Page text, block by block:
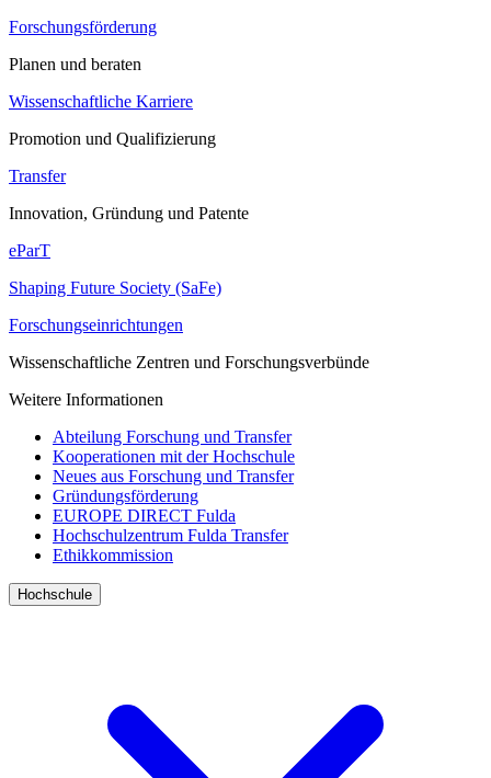
Forschungsförderung
Planen und beraten
Wissenschaftliche Karriere
Promotion und Qualifizierung
Transfer
Innovation, Gründung und Patente
eParT
Shaping Future Society (SaFe)
Forschungseinrichtungen
Wissenschaftliche Zentren und Forschungsverbünde
Weitere Informationen
Abteilung Forschung und Transfer
Kooperationen mit der Hochschule
Neues aus Forschung und Transfer
Gründungsförderung
EUROPE DIRECT Fulda
Hochschulzentrum Fulda Transfer
Ethikkommission
Hochschule